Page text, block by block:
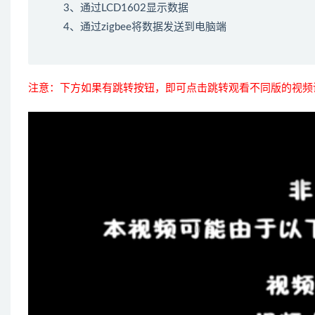
3、通过LCD1602显示数据
4、通过zigbee将数据发送到电脑端
注意：下方如果有跳转按钮，即可点击跳转观看不同版的视频